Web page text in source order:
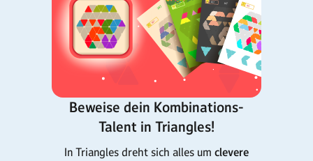
Beweise dein Kombinations-
Talent in Triangles!
In Triangles dreht sich alles um clevere